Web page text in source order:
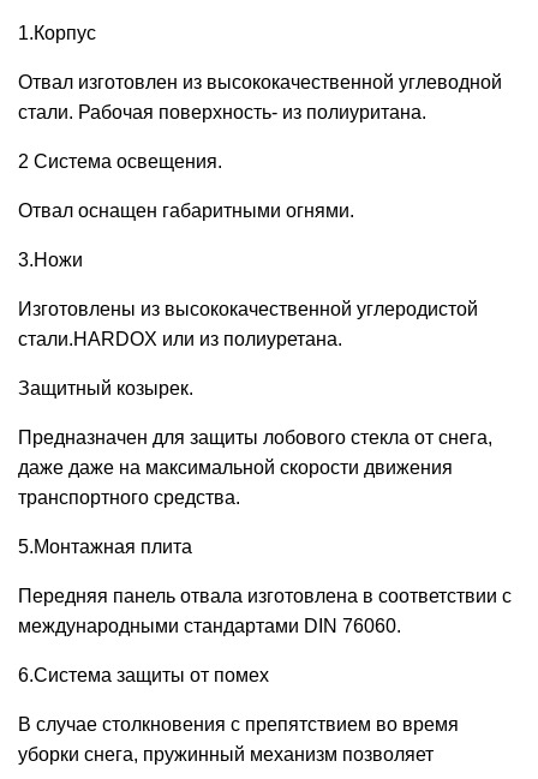
1.Корпус
Отвал изготовлен из высококачественной углеводной
стали. Рабочая поверхность- из полиуритана.
2 Система освещения.
Отвал оснащен габаритными огнями.
3.Ножи
Изготовлены из высококачественной углеродистой
стали.HARDOX или из полиуретана.
Защитный козырек.
Предназначен для защиты лобового стекла от снега,
даже даже на максимальной скорости движения
транспортного средства.
5.Монтажная плита
Передняя панель отвала изготовлена ​​в соответствии с
международными стандартами DIN 76060.
6.Система защиты от помех
В случае столкновения с препятствием во время
уборки снега, пружинный механизм позволяет